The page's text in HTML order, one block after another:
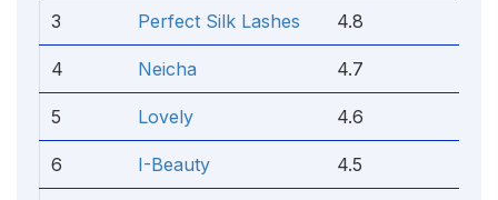
3 Perfect Silk Lashes 4.8
4 Neicha 4.7
5 Lovely 4.6
6 I-Beauty 4.5